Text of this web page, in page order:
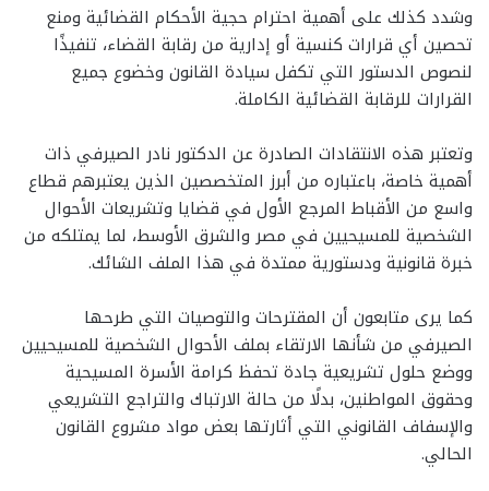
وشدد كذلك على أهمية احترام حجية الأحكام القضائية ومنع
تحصين أي قرارات كنسية أو إدارية من رقابة القضاء، تنفيذًا
لنصوص الدستور التي تكفل سيادة القانون وخضوع جميع
القرارات للرقابة القضائية الكاملة.
وتعتبر هذه الانتقادات الصادرة عن الدكتور نادر الصيرفي ذات
أهمية خاصة، باعتباره من أبرز المتخصصين الذين يعتبرهم قطاع
واسع من الأقباط المرجع الأول في قضايا وتشريعات الأحوال
الشخصية للمسيحيين في مصر والشرق الأوسط، لما يمتلكه من
خبرة قانونية ودستورية ممتدة في هذا الملف الشائك.
كما يرى متابعون أن المقترحات والتوصيات التي طرحها
الصيرفي من شأنها الارتقاء بملف الأحوال الشخصية للمسيحيين
ووضع حلول تشريعية جادة تحفظ كرامة الأسرة المسيحية
وحقوق المواطنين، بدلًا من حالة الارتباك والتراجع التشريعي
والإسفاف القانوني التي أثارتها بعض مواد مشروع القانون
الحالي.